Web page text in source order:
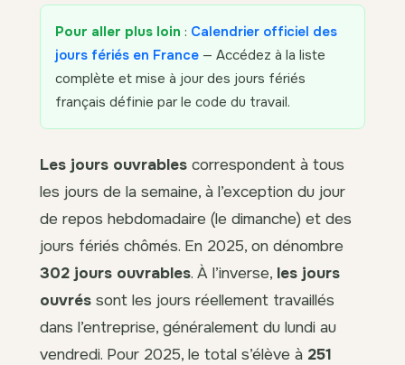
Pour aller plus loin : Calendrier officiel des
jours fériés en France — Accédez à la liste
complète et mise à jour des jours fériés
français définie par le code du travail.
Les jours ouvrables correspondent à tous
les jours de la semaine, à l’exception du jour
de repos hebdomadaire (le dimanche) et des
jours fériés chômés. En 2025, on dénombre
302 jours ouvrables. À l’inverse, les jours
ouvrés sont les jours réellement travaillés
dans l’entreprise, généralement du lundi au
vendredi. Pour 2025, le total s’élève à 251